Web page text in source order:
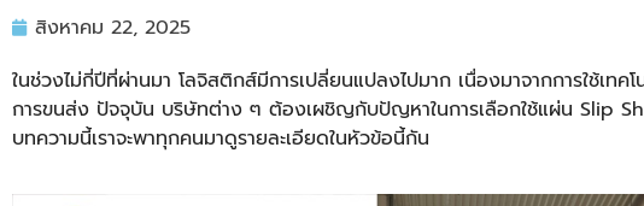
สิงหาคม 22, 2025
ในช่วงไม่กี่ปีที่ผ่านมา โลจิสติกส์มีการเปลี่ยนแปลงไปมาก เนื่องมาจากการใช้เท
การขนส่ง ปัจจุบัน บริษัทต่าง ๆ ต้องเผชิญกับปัญหาในการเลือกใช้แผ่น Slip
บทความนี้เราจะพาทุกคนมาดูรายละเอียดในหัวข้อนี้กัน